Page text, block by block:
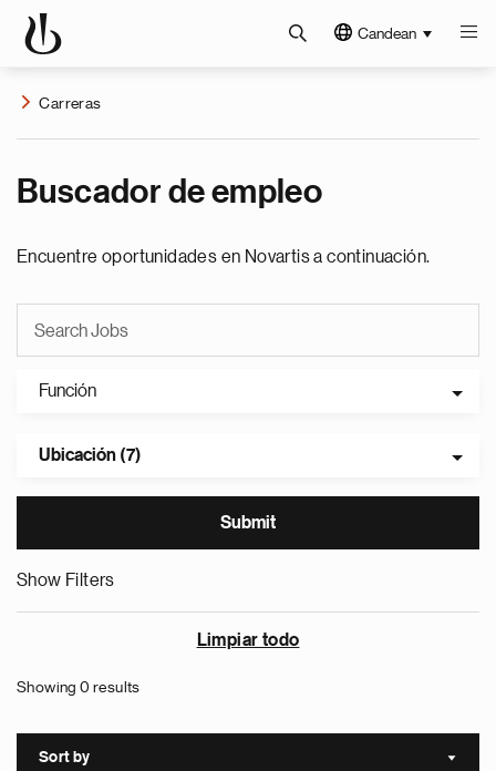
Candean
Carreras
Buscador de empleo
Encuentre oportunidades en Novartis a continuación.
Función
Ubicación (7)
Show Filters
Limpiar todo
Showing 0 results
Sort by Sort